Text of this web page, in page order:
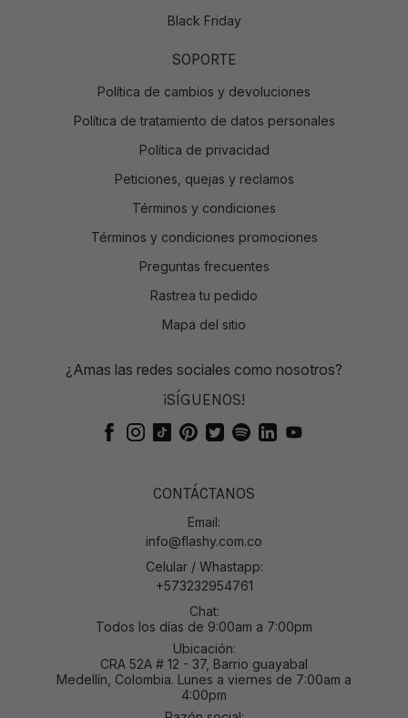
Black Friday
SOPORTE
Política de cambios y devoluciones
Política de tratamiento de datos personales
Política de privacidad
Peticiones, quejas y reclamos
Términos y condiciones
Términos y condiciones promociones
Preguntas frecuentes
Rastrea tu pedido
Mapa del sitio
¿Amas las redes sociales como nosotros?
¡SÍGUENOS!
CONTÁCTANOS
Email:
info@flashy.com.co
Celular / Whastapp:
+573232954761
Chat:
Todos los días de 9:00am a 7:00pm
Ubicación:
CRA 52A # 12 - 37, Barrio guayabal
Medellín, Colombia. Lunes a viernes de 7:00am a
4:00pm